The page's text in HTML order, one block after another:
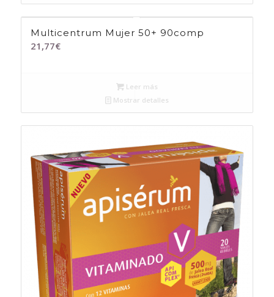
Multicentrum Mujer 50+ 90comp
21,77€
Leer más
Mostrar detalles